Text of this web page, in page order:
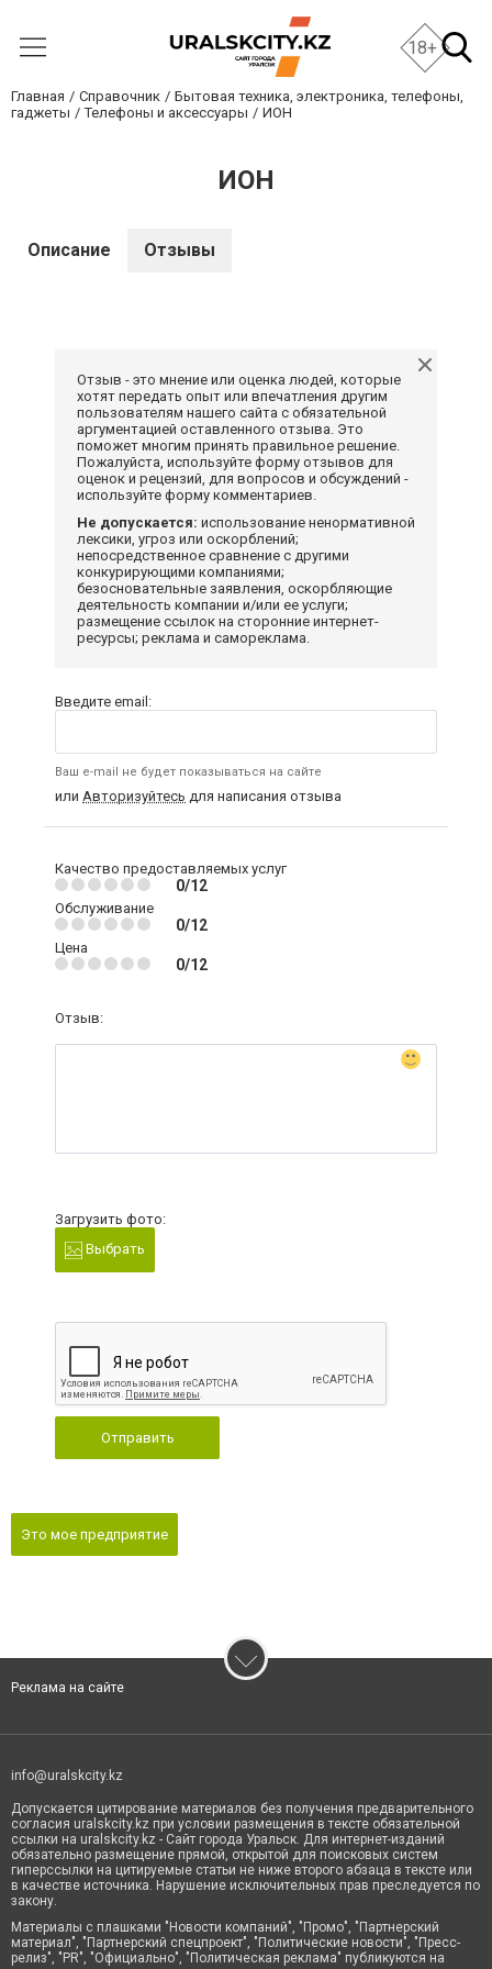
18+
Главная Справочник
Бытовая техника, электроника, телефоны,
гаджеты
Телефоны и аксессуары ИОН
ИОН
Описание Отзывы
Отзыв - это мнение или оценка людей, которые
хотят передать опыт или впечатления другим
пользователям нашего сайта с обязательной
аргументацией оставленного отзыва. Это
поможет многим принять правильное решение.
Пожалуйста, используйте форму отзывов для
оценок и рецензий, для вопросов и обсуждений -
используйте форму комментариев.
Не допускается: использование ненормативной
лексики, угроз или оскорблений;
непосредственное сравнение с другими
конкурирующими компаниями;
безосновательные заявления, оскорбляющие
деятельность компании и/или ее услуги;
размещение ссылок на сторонние интернет-
ресурсы; реклама и самореклама.
Введите email:
Ваш e-mail не будет показываться на сайте
или Авторизуйтесь для написания отзыва
Качество предоставляемых услуг
0/12
Обслуживание
0/12
Цена
0/12
Отзыв:
Загрузить фото:
Выбрать
Отправить
Это мое предприятие
Реклама на сайте
info@uralskcity.kz
Допускается цитирование материалов без получения предварительного
согласия uralskcity.kz при условии размещения в тексте обязательной
ссылки на uralskcity.kz - Сайт города Уральск. Для интернет-изданий
обязательно размещение прямой, открытой для поисковых систем
гиперссылки на цитируемые статьи не ниже второго абзаца в тексте или
в качестве источника. Нарушение исключительных прав преследуется по
закону.
Материалы с плашками "Новости компаний", "Промо", "Партнерский
материал", "Партнерский спецпроект", "Политические новости", "Пресс-
релиз", "PR", "Официально", "Политическая реклама" публикуются на